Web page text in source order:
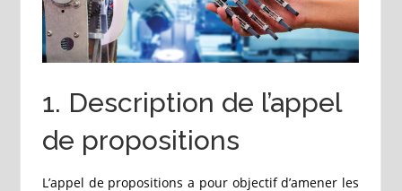
1. Description de l’appel
de propositions
L’appel de propositions a pour objectif d’amener les